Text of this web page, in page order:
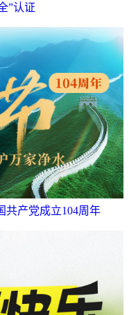
”认证
共产党成立104周年